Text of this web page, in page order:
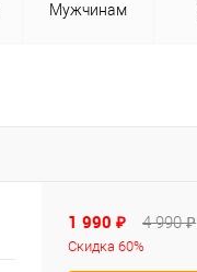
Мужчинам
1 990 ₽ 4 990 ₽
Скидка 60%